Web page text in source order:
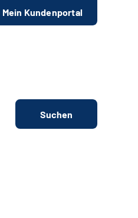
Mein Kundenportal
Suchen